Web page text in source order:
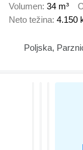
Volumen 34 m³
Neto težina 4.150
Poljska,